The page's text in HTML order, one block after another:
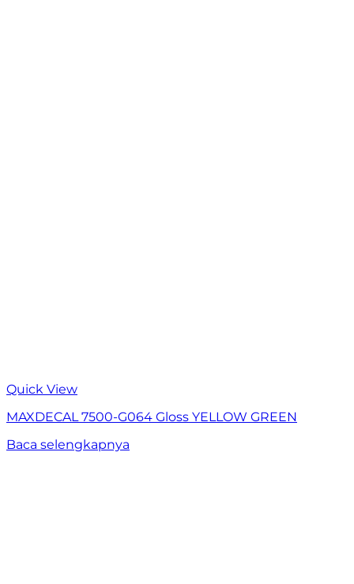
Quick View
MAXDECAL 7500-G064 Gloss YELLOW GREEN
Baca selengkapnya